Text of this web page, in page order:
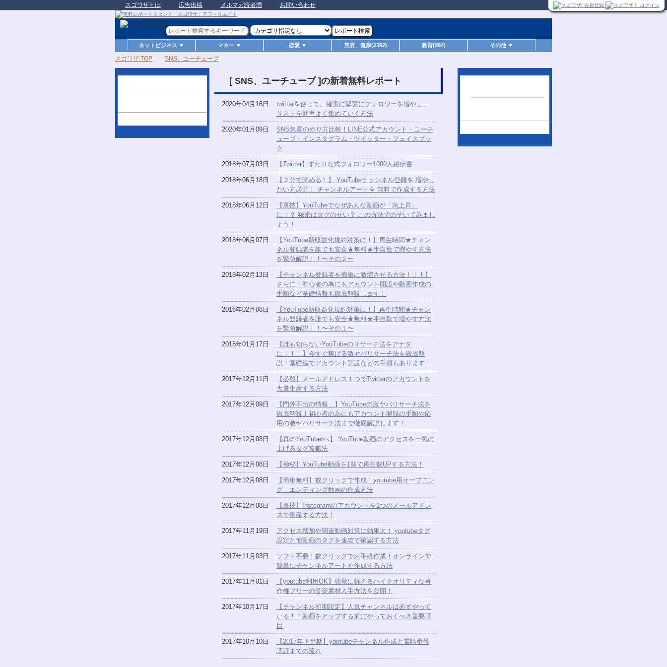
スゴワザとは 広告出稿 メルマガ読者増 お問い合わせ
ネットビジネス ▼ マネー ▼ 恋愛 ▼ 美容、健康(2382) 教育(984) その他 ▼
スゴワザ TOP SNS、ユーチューブ
[ SNS、ユーチューブ ]の新着無料レポート
2020年04月16日
twitterを使って、確実に堅実にフォロワーを増やし、
リストを効率よく集めていく方法
2020年01月09日
SNS集客のやり方比較！LINE公式アカウント・ユーチ
ューブ・インスタグラム・ツイッター・フェイスブッ
ク
2018年07月03日 【Twitter】すたりな式フォロワー1000人秘伝書
2018年06月18日
【２分で読める！】 YouTubeチャンネル登録を 増やし
たい方必見！ チャンネルアートを 無料で作成する方法
2018年06月12日
【裏技】YouTubeでなぜあんな動画が「急上昇」
に！？ 秘密はタグのせい？ この方法でのぞいてみまし
ょう！
2018年06月07日
【YouTube新収益化規約対策に！】再生時間★チャン
ネル登録者を誰でも安全★無料★半自動で増やす方法
を緊急解説！！〜その２〜
2018年02月13日
【チャンネル登録者を簡単に激増させる方法！！！】
さらに！初心者の為にもアカウント開設や動画作成の
手順など基礎情報も徹底解説します！
2018年02月08日
【YouTube新収益化規約対策に！】再生時間★チャン
ネル登録者を誰でも安全★無料★半自動で増やす方法
を緊急解説！！〜その１〜
2018年01月17日
【誰も知らないYouTubeのリサーチ法をアナタ
に！！！】今すぐ稼げる激ヤバリサーチ法を徹底解
説！基礎編でアカウント開設などの手順もあります！
2017年12月11日
【必殺】メールアドレス１つでTwitterのアカウントを
大量生産する方法
2017年12月09日
【門外不出の情報…】YouTubeの激ヤバリサーチ法を
徹底解説！初心者の為にもアカウント開設の手順や応
用の激ヤバリサーチ法まで徹底解説します！
2017年12月08日
【真のYouTuberへ】 YouTube動画のアクセスを一気に
上げるタグ攻略法
2017年12月08日 【極秘】YouTube動画を1発で再生数UPする方法！
2017年12月08日
【簡単無料】数クリックで作成！youtube用オープニン
グ、エンディング動画の作成方法
2017年12月08日
【裏技】Instagramのアカウントを1つのメールアドレ
スで量産する方法！
2017年11月19日
アクセス増加や関連動画対策に効果大！ youtubeタグ
設定と他動画のタグを速攻で確認する方法
2017年11月03日
ソフト不要！数クリックでお手軽作成！オンラインで
簡単にチャンネルアートを作成する方法
2017年11月01日
【youtube利用OK】聴覚に訴えるハイクオリティな著
作権フリーの音楽素材入手方法を公開！
2017年10月17日
【チャンネル初期設定】人気チャンネルは必ずやって
いる！？動画をアップする前にやっておくべき重要項
目
2017年10月10日
【2017年下半期】youtubeチャンネル作成と電話番号
認証までの流れ